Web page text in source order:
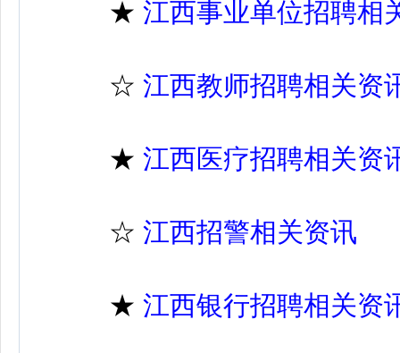
★ 江西事业单位招聘相
☆ 江西教师招聘相关资
★ 江西医疗招聘相关资
☆ 江西招警相关资讯
★ 江西银行招聘相关资